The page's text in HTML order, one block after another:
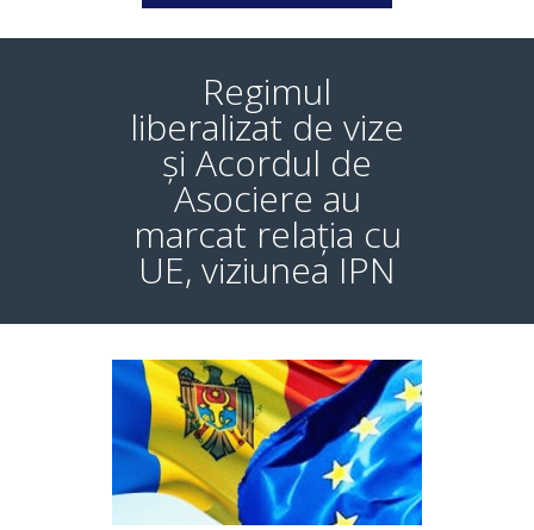
Regimul
liberalizat de vize
și Acordul de
Asociere au
marcat relația cu
UE, viziunea IPN